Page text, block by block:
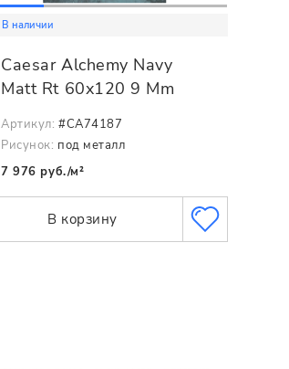
В наличии
Caesar Alchemy Navy
Matt Rt 60x120 9 Mm
Артикул: #CA74187
Рисунок: под металл
7 976 руб./м²
В корзину